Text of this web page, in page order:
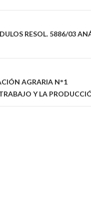
RESOL. 5886/03
AGRARIA N°1
Y LA